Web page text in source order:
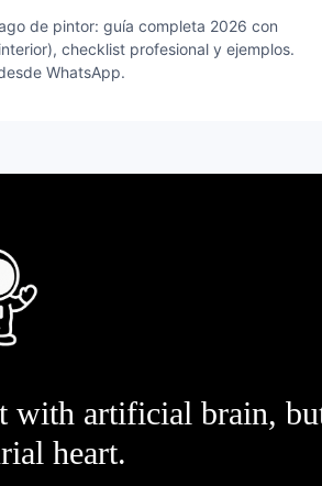
de pintor: guía completa 2026 con
checklist profesional y ejemplos.
WhatsApp.
with artificial brain,
heart.